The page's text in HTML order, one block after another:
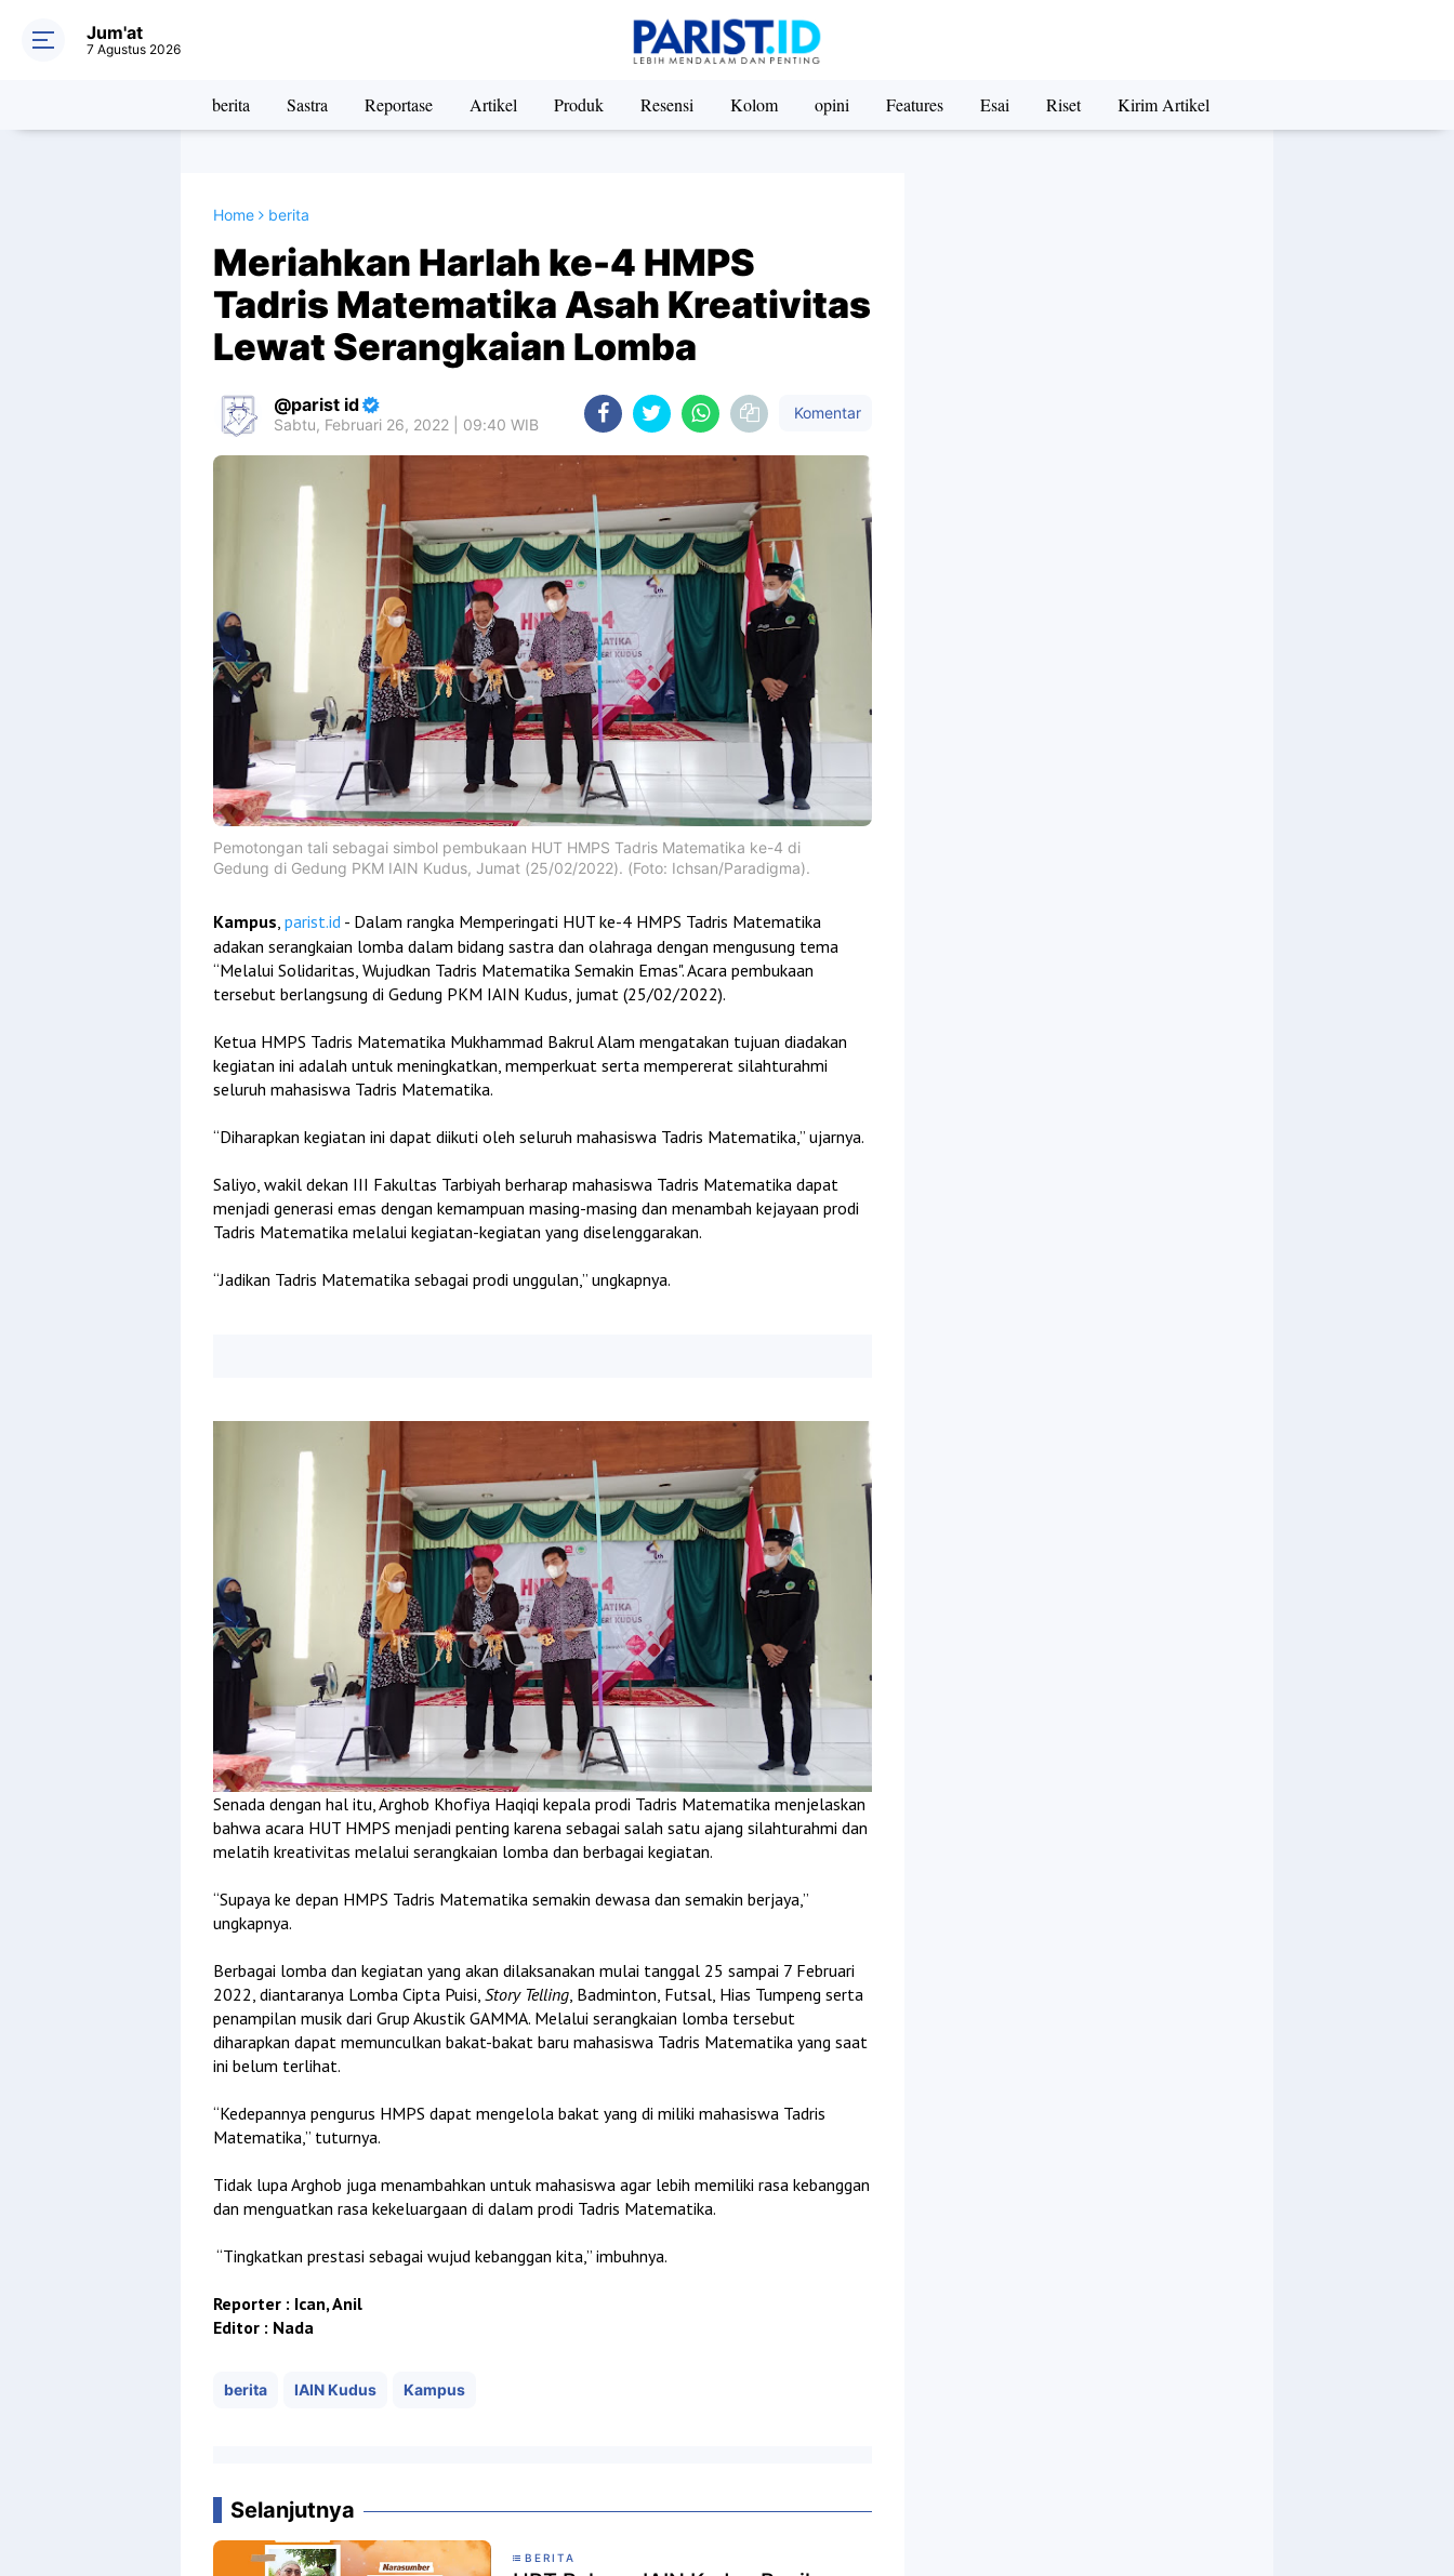
Jum'at
7 Agustus 2026
berita Sastra Reportase Artikel Produk Resensi Kolom opini Features Esai Riset Kirim Artikel
Home berita
Meriahkan Harlah ke-4 HMPS
Tadris Matematika Asah Kreativitas
Lewat Serangkaian Lomba
parist id
Sabtu, Februari 26, 2022 | 09:40 WIB
Komentar
Pemotongan tali sebagai simbol pembukaan HUT HMPS Tadris Matematika ke-4 di
Gedung di Gedung PKM IAIN Kudus, Jumat (25/02/2022). (Foto: Ichsan/Paradigma).
Kampus, parist.id - Dalam rangka Memperingati HUT ke-4 HMPS Tadris Matematika
adakan serangkaian lomba dalam bidang sastra dan olahraga dengan mengusung tema
“Melalui Solidaritas, Wujudkan Tadris Matematika Semakin Emas". Acara pembukaan
tersebut berlangsung di Gedung PKM IAIN Kudus, jumat (25/02/2022).
Ketua HMPS Tadris Matematika Mukhammad Bakrul Alam mengatakan tujuan diadakan
kegiatan ini adalah untuk meningkatkan, memperkuat serta mempererat silahturahmi
seluruh mahasiswa Tadris Matematika.
“Diharapkan kegiatan ini dapat diikuti oleh seluruh mahasiswa Tadris Matematika,” ujarnya.
Saliyo, wakil dekan III Fakultas Tarbiyah berharap mahasiswa Tadris Matematika dapat
menjadi generasi emas dengan kemampuan masing-masing dan menambah kejayaan prodi
Tadris Matematika melalui kegiatan-kegiatan yang diselenggarakan.
“Jadikan Tadris Matematika sebagai prodi unggulan,” ungkapnya.
Senada dengan hal itu, Arghob Khofiya Haqiqi kepala prodi Tadris Matematika menjelaskan
bahwa acara HUT HMPS menjadi penting karena sebagai salah satu ajang silahturahmi dan
melatih kreativitas melalui serangkaian lomba dan berbagai kegiatan.
“Supaya ke depan HMPS Tadris Matematika semakin dewasa dan semakin berjaya,”
ungkapnya.
Berbagai lomba dan kegiatan yang akan dilaksanakan mulai tanggal 25 sampai 7 Februari
2022, diantaranya Lomba Cipta Puisi, Story Telling , Badminton, Futsal, Hias Tumpeng serta
penampilan musik dari Grup Akustik GAMMA. Melalui serangkaian lomba tersebut
diharapkan dapat memunculkan bakat-bakat baru mahasiswa Tadris Matematika yang saat
ini belum terlihat.
“Kedepannya pengurus HMPS dapat mengelola bakat yang di miliki mahasiswa Tadris
Matematika,” tuturnya.
Tidak lupa Arghob juga menambahkan untuk mahasiswa agar lebih memiliki rasa kebanggan
dan menguatkan rasa kekeluargaan di dalam prodi Tadris Matematika.
“Tingkatkan prestasi sebagai wujud kebanggan kita,” imbuhnya.
Reporter : Ican, Anil
Editor : Nada
berita IAIN Kudus Kampus
Selanjutnya
BERITA